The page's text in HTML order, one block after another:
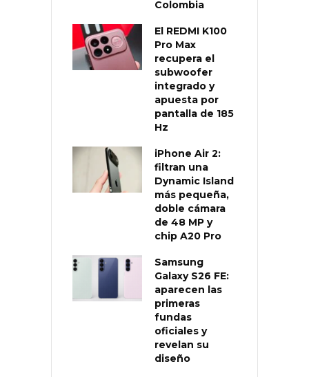
Colombia
El REDMI K100
Pro Max
recupera el
subwoofer
integrado y
apuesta por
pantalla de 185
Hz
iPhone Air 2:
filtran una
Dynamic Island
más pequeña,
doble cámara
de 48 MP y
chip A20 Pro
Samsung
Galaxy S26 FE:
aparecen las
primeras
fundas
oficiales y
revelan su
diseño